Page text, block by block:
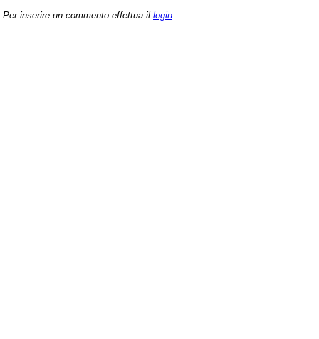
Per inserire un commento effettua il login